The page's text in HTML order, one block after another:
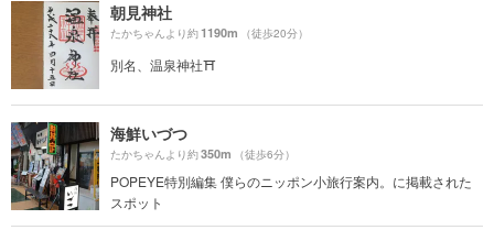
朝見神社
たかちゃんより約1190m （徒歩20分）
別名、温泉神社⛩
海鮮いづつ
たかちゃんより約350m （徒歩6分）
POPEYE特別編集 僕らのニッポン小旅行案内。に掲載された
スポット